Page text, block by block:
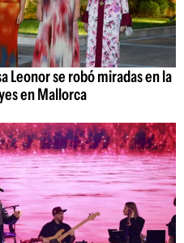
Leonor se robó miradas en la
en Mallorca